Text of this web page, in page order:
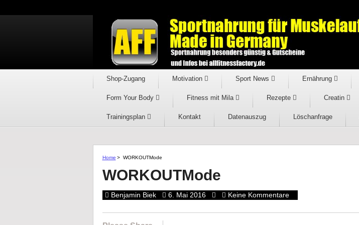
Shop-Zugang Motivation Sport News Ernährung
Form Your Body Fitness mit Mila Rezepte Creatin
Trainingsplan Kontakt Datenauszug Löschanfrage
Home > WORKOUTMode
WORKOUTMode
Benjamin Biek 6. Mai 2016 Keine Kommentare